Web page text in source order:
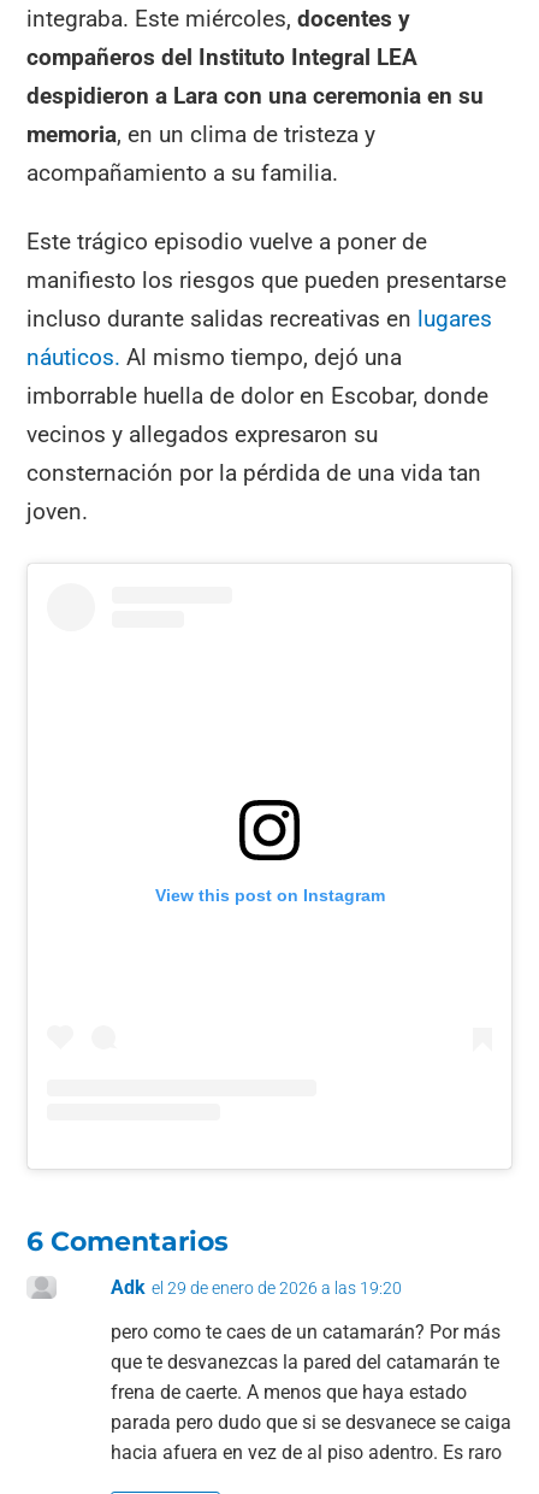
integraba. Este miércoles, docentes y
compañeros del Instituto Integral LEA
despidieron a Lara con una ceremonia en su
memoria, en un clima de tristeza y
acompañamiento a su familia.
Este trágico episodio vuelve a poner de
manifiesto los riesgos que pueden presentarse
incluso durante salidas recreativas en lugares
náuticos. Al mismo tiempo, dejó una
imborrable huella de dolor en Escobar, donde
vecinos y allegados expresaron su
consternación por la pérdida de una vida tan
joven.
View this post on Instagram
6 Comentarios
Adk el 29 de enero de 2026 a las 19:20
pero como te caes de un catamarán? Por más
que te desvanezcas la pared del catamarán te
frena de caerte. A menos que haya estado
parada pero dudo que si se desvanece se caiga
hacia afuera en vez de al piso adentro. Es raro